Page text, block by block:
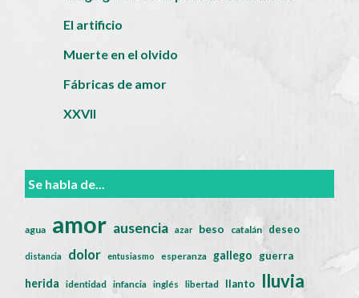
El artificio
Muerte en el olvido
Fábricas de amor
XXVII
Se habla de...
agua amor ausencia azar beso catalán deseo
distancia dolor entusiasmo esperanza gallego guerra
herida identidad infancia inglés libertad llanto lluvia